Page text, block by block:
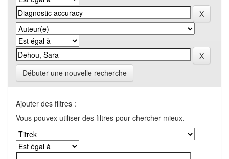
Débuter une nouvelle recherche
Ajouter des filtres :
Vous pouvex utiliser des filtres pour chercher mieux.